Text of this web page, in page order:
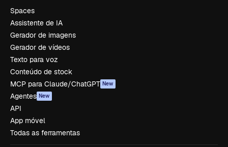
Spaces
Assistente de IA
Gerador de imagens
Gerador de vídeos
Texto para voz
Conteúdo de stock
MCP para Claude/ChatGPT New
Agentes New
API
App móvel
Todas as ferramentas